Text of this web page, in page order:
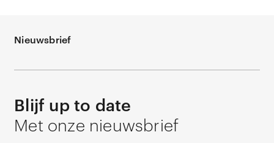
Nieuwsbrief
Blijf up to date
Met onze nieuwsbrief